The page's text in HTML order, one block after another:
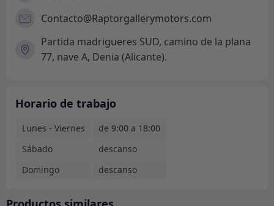
Contacto@Raptorgallerymotors.com
Partida madrigueres SUD, camino de la plana
77, nave A, Denia (Alicante).
Horario de trabajo
Lunes - Viernes
de 9:00 a 18:00
Sábado
descanso
Domingo
descanso